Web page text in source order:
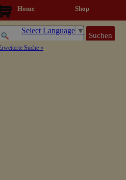
Home Shop
Select Language ▼
Suchen
Suche »